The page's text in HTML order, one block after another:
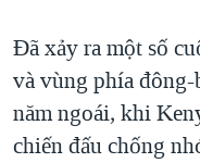
Đã xảy ra một số
và vùng phía
năm ngoái, khi
chiến đấu chống